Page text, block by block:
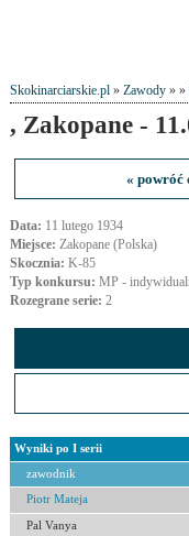
Skokinarciarskie.pl» Zawody» »
, Zakopane -
« powróć
Data: 11 lutego 1934
Miejsce: Zakopane (Polska)
Skocznia: K-85
Typ konkursu: MP -
Rozegrane serie: 2
Wyniki po I serii
zawodnik
Piotr Mateja
Pal Vanya